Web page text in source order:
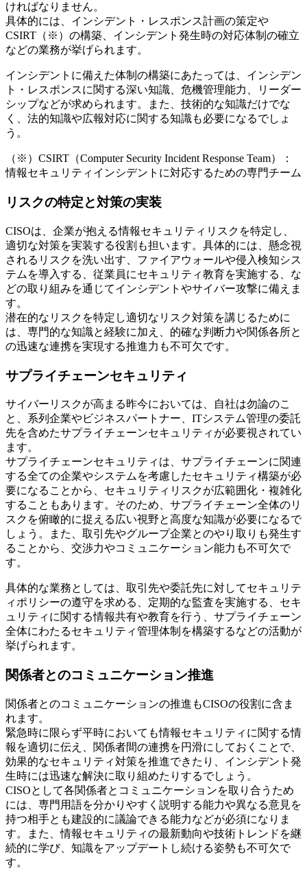
ければなりません。
具体的には、インシデント・レスポンス計画の策定や
CSIRT（※）の構築、インシデント発生時の対応体制の確立
などの業務が挙げられます。
インシデントに備えた体制の構築にあたっては、インシデン
ト・レスポンスに関する深い知識、危機管理能力、リーダー
シップなどが求められます。また、技術的な知識だけでな
く、法的知識や広報対応に関する知識も必要になるでしょ
う。
（※）CSIRT（Computer Security Incident Response Team）：
情報セキュリティインシデントに対応するための専門チーム
リスクの特定と対策の実装
CISOは、企業が抱える情報セキュリティリスクを特定し、
適切な対策を実装する役割も担います。具体的には、懸念視
されるリスクを洗い出す、ファイアウォールや侵入検知シス
テムを導入する、従業員にセキュリティ教育を実施する、な
どの取り組みを通じてインシデントやサイバー攻撃に備えま
す。
潜在的なリスクを特定し適切なリスク対策を講じるために
は、専門的な知識と経験に加え、的確な判断力や関係各所と
の迅速な連携を実現する推進力も不可欠です。
サプライチェーンセキュリティ
サイバーリスクが高まる昨今においては、自社は勿論のこ
と、系列企業やビジネスパートナー、ITシステム管理の委託
先を含めたサプライチェーンセキュリティが必要視されてい
ます。
サプライチェーンセキュリティは、サプライチェーンに関連
する全ての企業やシステムを考慮したセキュリティ構築が必
要になることから、セキュリティリスクが広範囲化・複雑化
することもあります。そのため、サプライチェーン全体のリ
スクを俯瞰的に捉える広い視野と高度な知識が必要になるで
しょう。また、取引先やグループ企業とのやり取りも発生す
ることから、交渉力やコミュニケーション能力も不可欠で
す。
具体的な業務としては、取引先や委託先に対してセキュリテ
ィポリシーの遵守を求める、定期的な監査を実施する、セキ
ュリティに関する情報共有や教育を行う、サプライチェーン
全体にわたるセキュリティ管理体制を構築するなどの活動が
挙げられます。
関係者とのコミュニケーション推進
関係者とのコミュニケーションの推進もCISOの役割に含ま
れます。
緊急時に限らず平時においても情報セキュリティに関する情
報を適切に伝え、関係者間の連携を円滑にしておくことで、
効果的なセキュリティ対策を推進できたり、インシデント発
生時には迅速な解決に取り組めたりするでしょう。
CISOとして各関係者とコミュニケーションを取り合うため
には、専門用語を分かりやすく説明する能力や異なる意見を
持つ相手とも建設的に議論できる能力などが必須になりま
す。また、情報セキュリティの最新動向や技術トレンドを継
続的に学び、知識をアップデートし続ける姿勢も不可欠で
す。